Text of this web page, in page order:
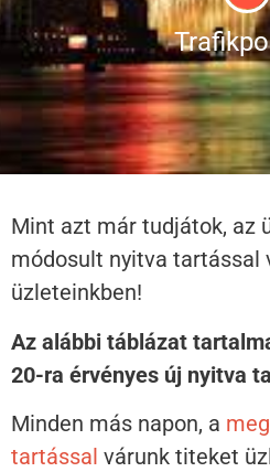
Mint azt már tudjátok, az
módosult nyitva tartással
üzleteinkben!
Az alábbi táblázat
20-ra érvényes új nyitva
Minden más napon, a
tartással várunk titeket